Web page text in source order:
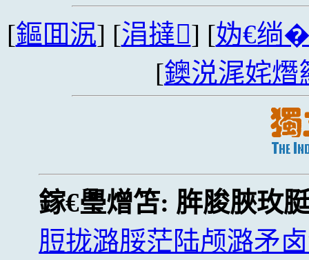
[鏂囬泦] [涓撻] [妫€绱
[鐭涚浘姹熸
鎵€璺熷笘: 脌脧脥玫
脰拢潞脮茫陆颅潞矛